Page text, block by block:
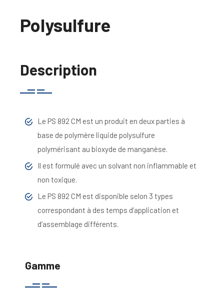
Polysulfure
Description
Le PS 892 CM est un produit en deux parties à
base de polymère liquide polysulfure
polymérisant au bioxyde de manganèse.
Il est formulé avec un solvant non inflammable et
non toxique.
Le PS 892 CM est disponible selon 3 types
correspondant à des temps d’application et
d’assemblage différents.
Gamme